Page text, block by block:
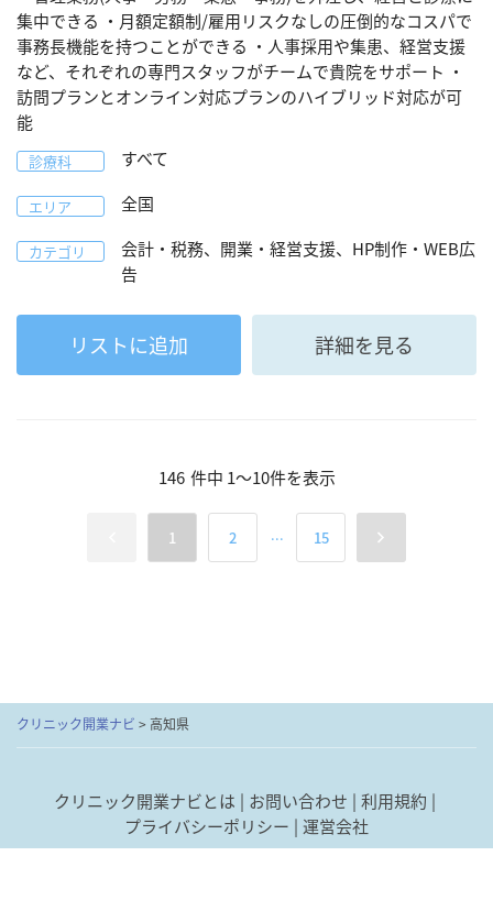
集中できる ・月額定額制/雇用リスクなしの圧倒的なコスパで
事務長機能を持つことができる ・人事採用や集患、経営支援
など、それぞれの専門スタッフがチームで貴院をサポート ・
訪問プランとオンライン対応プランのハイブリッド対応が可
能
診療科 すべて
エリア 全国
カテゴリ
会計・税務、開業・経営支援、HP制作・WEB広
告
リストに追加 詳細を見る
146 件中 1～10件を表示
1 2 ... 15
クリニック開業ナビ >高知県
クリニック開業ナビとは お問い合わせ 利用規約
プライバシーポリシー 運営会社